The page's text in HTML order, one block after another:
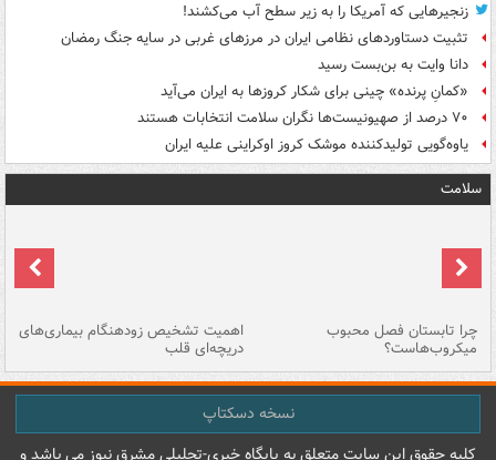
زنجیرهایی که آمریکا را به زیر سطح آب می‌کشند!
تثبیت دستاوردهای نظامی ایران در مرزهای غربی در سایه جنگ رمضان
دانا وایت به بن‌بست رسید
«کمانِ پرنده» چینی برای شکار کروزها به ایران می‌آید
۷۰ درصد از صهیونیست‌ها نگران سلامت انتخابات هستند
یاوه‌گویی تولیدکننده موشک کروز اوکراینی علیه ایران
سلامت
چرا تابستان فصل محبوب
میکروب‌هاست؟
اهمیت تشخیص زودهنگام بیماری‌های
دریچه‌ای قلب
نسخه دسکتاپ
کليه حقوق اين سايت متعلق به پایگاه خبري-تحليلي مشرق نيوز می باشد و